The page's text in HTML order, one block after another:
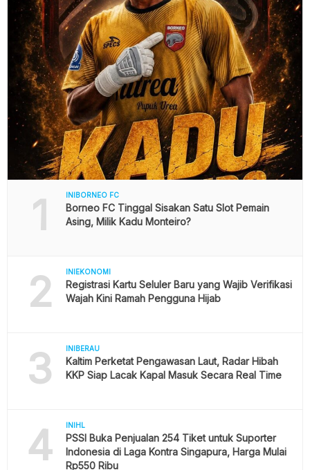
1 INIBORNEO FC
Borneo FC Tinggal Sisakan Satu Slot Pemain
Asing, Milik Kadu Monteiro?
2 INIEKONOMI
Registrasi Kartu Seluler Baru yang Wajib Verifikasi
Wajah Kini Ramah Pengguna Hijab
3 INIBERAU
Kaltim Perketat Pengawasan Laut, Radar Hibah
KKP Siap Lacak Kapal Masuk Secara Real Time
4 INIHL
PSSI Buka Penjualan 254 Tiket untuk Suporter
Indonesia di Laga Kontra Singapura, Harga Mulai
Rp550 Ribu